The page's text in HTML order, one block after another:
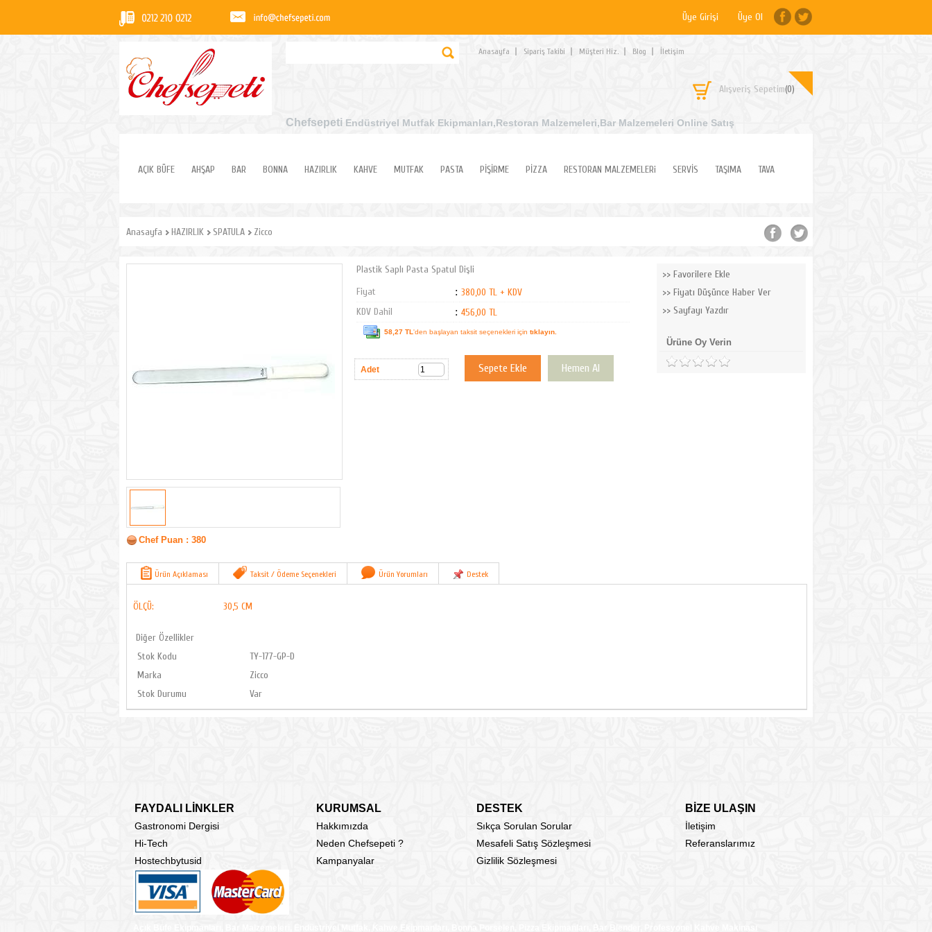
Üye Girişi Üye Ol
Anasayfa Sipariş Takibi Müşteri Hiz. Blog İletişim
Alışveriş Sepetim(0)
Chefsepeti Endüstriyel Mutfak Ekipmanları,Restoran Malzemeleri,Bar Malzemeleri Online Satış
AÇIK BÜFE AHŞAP BAR BONNA HAZIRLIK KAHVE MUTFAK PASTA PİŞİRME PİZZA RESTORAN MALZEMELERi SERVİS TAŞIMA TAVA
Anasayfa HAZIRLIK SPATULA Zicco
Chef Puan : 380
Plastik Saplı Pasta Spatul Dişli
Fiyat
: 380,00 TL + KDV
KDV Dahil
: 456,00 TL
58,27 TL'den başlayan taksit seçenekleri için tıklayın.
Adet
Favorilere Ekle
Fiyatı Düşünce Haber Ver
Sayfayı Yazdır
Ürüne Oy Verin
Ürün Açıklaması Taksit / Ödeme Seçenekleri Ürün Yorumları Destek
ÖLÇÜ: 30,5 CM
Diğer Özellikler
Stok Kodu
TY-177-GP-D
Marka
Zicco
Stok Durumu
Var
FAYDALI LİNKLER KURUMSAL DESTEK BİZE ULAŞIN
Gastronomi Dergisi Hakkımızda Sıkça Sorulan Sorular
İletişim
Hi-Tech
Neden Chefsepeti ? Mesafeli Satış Sözleşmesi
Referanslarımız
Hostechbytusid
Kampanyalar Gizlilik Sözleşmesi